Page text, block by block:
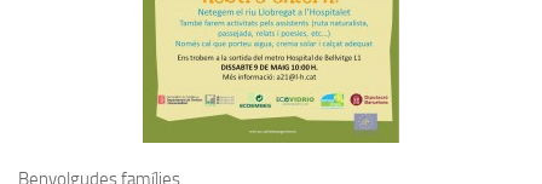
Benvolgudes famílies,